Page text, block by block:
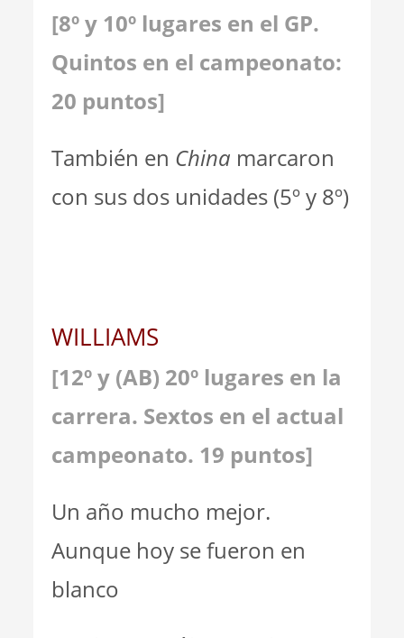
[8º y 10º lugares en el GP.
Quintos en el campeonato:
20 puntos]
También en China marcaron
con sus dos unidades (5º y 8º)
WILLIAMS
[12º y (AB) 20º lugares en la
carrera. Sextos en el actual
campeonato. 19 puntos]
Un año mucho mejor.
Aunque hoy se fueron en
blanco